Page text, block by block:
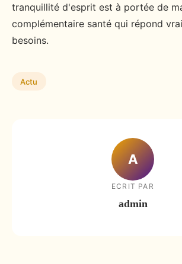
tranquillité d'esprit est à portée de
complémentaire santé qui répond
besoins.
Actu
A
ECRIT PAR
admin